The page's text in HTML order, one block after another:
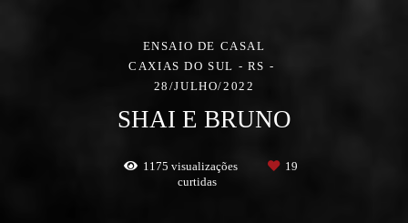
ENSAIO DE CASAL
CAXIAS DO SUL - RS
28/JULHO/2022
SHAI E BRUNO
1175 visualizações
19
curtidas